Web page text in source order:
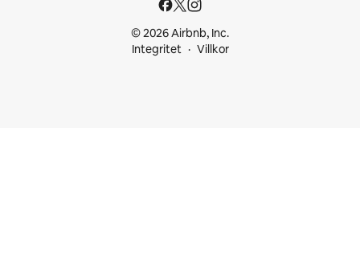
© 2026 Airbnb, Inc.
Integritet
Villkor